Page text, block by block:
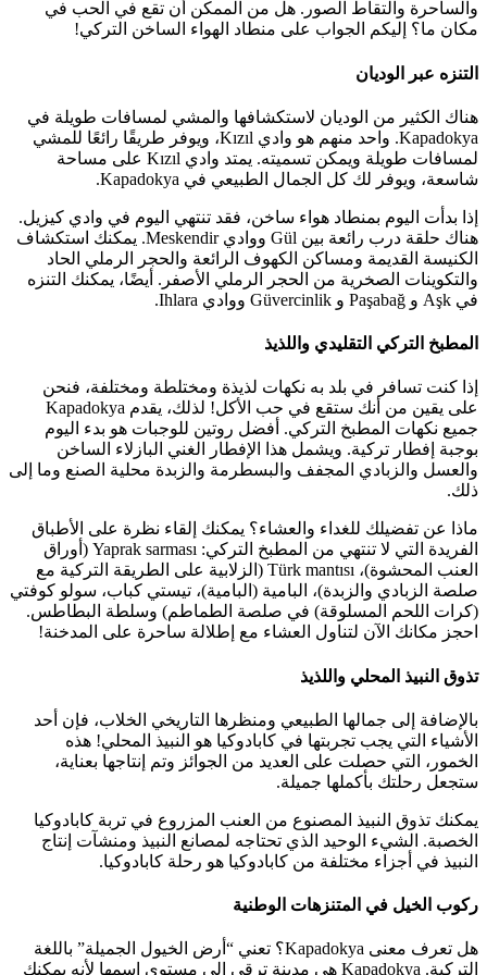
والساحرة والتقاط الصور. هل من الممكن أن تقع في الحب في
مكان ما؟ إليكم الجواب على منطاد الهواء الساخن التركي!
التنزه عبر الوديان
هناك الكثير من الوديان لاستكشافها والمشي لمسافات طويلة في
Kapadokya. واحد منهم هو وادي Kızıl، ويوفر طريقًا رائعًا للمشي
لمسافات طويلة ويمكن تسميته. يمتد وادي Kızıl على مساحة
شاسعة، ويوفر لك كل الجمال الطبيعي في Kapadokya.
إذا بدأت اليوم بمنطاد هواء ساخن، فقد تنتهي اليوم في وادي كيزيل.
هناك حلقة درب رائعة بين Gül ووادي Meskendir. يمكنك استكشاف
الكنيسة القديمة ومساكن الكهوف الرائعة والحجر الرملي الحاد
والتكوينات الصخرية من الحجر الرملي الأصفر. أيضًا، يمكنك التنزه
في Aşk و Paşabağ و Güvercinlik ووادي Ihlara.
المطبخ التركي التقليدي واللذيذ
إذا كنت تسافر في بلد به نكهات لذيذة ومختلطة ومختلفة، فنحن
على يقين من أنك ستقع في حب الأكل! لذلك، يقدم Kapadokya
جميع نكهات المطبخ التركي. أفضل روتين للوجبات هو بدء اليوم
بوجبة إفطار تركية. ويشمل هذا الإفطار الغني البازلاء الساخن
والعسل والزبادي المجفف والبسطرمة والزبدة محلية الصنع وما إلى
ذلك.
ماذا عن تفضيلك للغداء والعشاء؟ يمكنك إلقاء نظرة على الأطباق
الفريدة التي لا تنتهي من المطبخ التركي: Yaprak sarması (أوراق
العنب المحشوة)، Türk mantısı (الزلابية على الطريقة التركية مع
صلصة الزبادي والزبدة)، البامية (البامية)، تيستي كباب، سولو كوفتي
(كرات اللحم المسلوقة) في صلصة الطماطم) وسلطة البطاطس.
احجز مكانك الآن لتناول العشاء مع إطلالة ساحرة على المدخنة!
تذوق النبيذ المحلي واللذيذ
بالإضافة إلى جمالها الطبيعي ومنظرها التاريخي الخلاب، فإن أحد
الأشياء التي يجب تجربتها في كابادوكيا هو النبيذ المحلي! هذه
الخمور، التي حصلت على العديد من الجوائز وتم إنتاجها بعناية،
ستجعل رحلتك بأكملها جميلة.
يمكنك تذوق النبيذ المصنوع من العنب المزروع في تربة كابادوكيا
الخصبة. الشيء الوحيد الذي تحتاجه لمصانع النبيذ ومنشآت إنتاج
النبيذ في أجزاء مختلفة من كابادوكيا هو رحلة كابادوكيا.
ركوب الخيل في المتنزهات الوطنية
هل تعرف معنى Kapadokya؟ تعني “أرض الخيول الجميلة” باللغة
التركية. Kapadokya هي مدينة ترقى إلى مستوى اسمها لأنه يمكنك